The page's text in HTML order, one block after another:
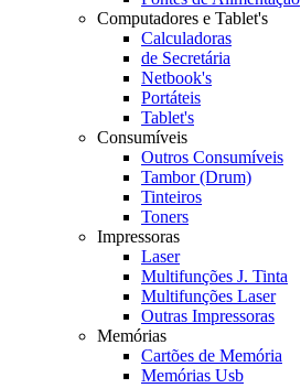
Computadores e Tablet's
Calculadoras
de Secretária
Netbook's
Portáteis
Tablet's
Consumíveis
Outros Consumíveis
Tambor (Drum)
Tinteiros
Toners
Impressoras
Laser
Multifunções J. Tinta
Multifunções Laser
Outras Impressoras
Memórias
Cartões de Memória
Memórias Usb